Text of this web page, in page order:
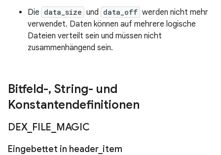
Die data_size und data_off werden nicht mehr
verwendet. Daten können auf mehrere logische
Dateien verteilt sein und müssen nicht
zusammenhängend sein.
Bitfeld-, String- und
Konstantendefinitionen
DEX_ FILE MAGIC
Eingebettet in header_ item